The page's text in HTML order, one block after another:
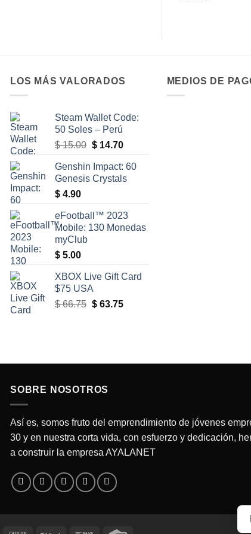
LOS MÁS VALORADOS
Steam Wallet Code:
50 Soles – Perú
$15.00 El
original
era:
$14.70El
actual
es:
Genshin Impact: 60
Genesis Crystals
$ 4.90
eFootball™ 2023
Mobile: 130 Monedas
myClub
$ 5.00
XBOX Live Gift Card
$75 USA
$66.75 El
$63.75El
MEDIOS DE
SOBRE NOSOTROS
Así es, somos fruto del emprendimiento de jóvenes
30 y en nuestra corta vida, con esfuerzo y dedicación,
a construir la empresa AYALANET